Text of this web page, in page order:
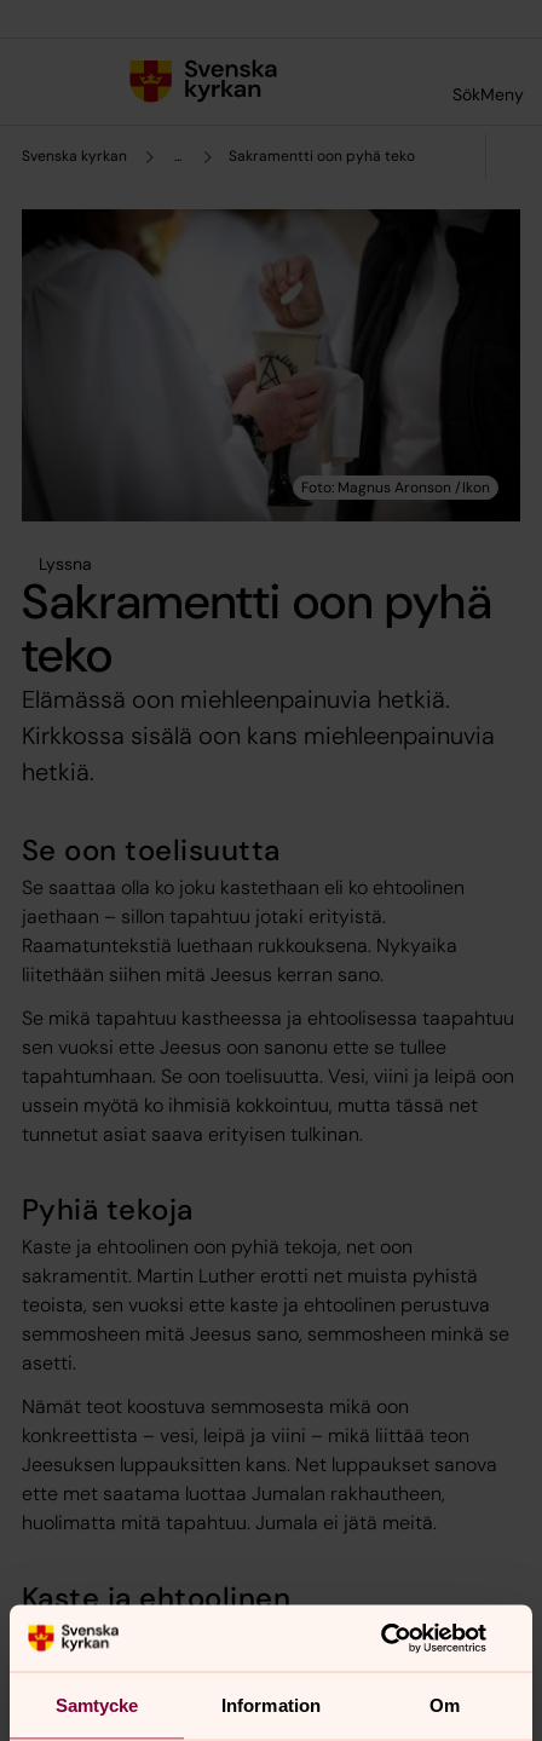
Samtycke Information Om
SökMeny
Svenska kyrkan ... Sakramentti oon pyhä teko
Lyssna
Sakramentti oon pyhä
teko
Elämässä oon miehleenpainuvia hetkiä.
Kirkkossa sisälä oon kans miehleenpainuvia
hetkiä.
Se oon toelisuutta
Se saattaa olla ko joku kastethaan eli ko ehtoolinen
jaethaan – sillon tapahtuu jotaki erityistä.
Raamatuntekstiä luethaan rukkouksena. Nykyaika
liitethään siihen mitä Jeesus kerran sano.
Se mikä tapahtuu kastheessa ja ehtoolisessa taapahtuu
sen vuoksi ette Jeesus oon sanonu ette se tullee
tapahtumhaan. Se oon toelisuutta. Vesi, viini ja leipä oon
ussein myötä ko ihmisiä kokkointuu, mutta tässä net
tunnetut asiat saava erityisen tulkinan.
Pyhiä tekoja
Kaste ja ehtoolinen oon pyhiä tekoja, net oon
sakramentit. Martin Luther erotti net muista pyhistä
teoista, sen vuoksi ette kaste ja ehtoolinen perustuva
semmosheen mitä Jeesus sano, semmosheen minkä se
asetti.
Nämät teot koostuva semmosesta mikä oon
konkreettista – vesi, leipä ja viini – mikä liittää teon
Jeesuksen luppauksitten kans. Net luppaukset sanova
ette met saatama luottaa Jumalan rakhautheen,
huolimatta mitä tapahtuu. Jumala ei jätä meitä.
Kaste ja ehtoolinen
Kaste
Pieni lapsi on tullu mailmhaan. Sitä met haluama juhlia
teän kansa – tervetuloa kastajaishiin!